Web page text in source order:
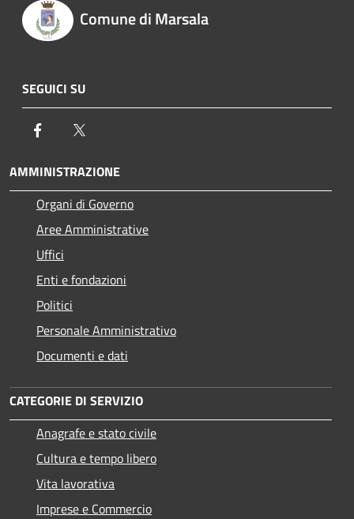
Comune di Marsala
SEGUICI SU
Facebook
AMMINISTRAZIONE
Organi di Governo
Aree Amministrative
Uffici
Enti e fondazioni
Politici
Personale Amministrativo
Documenti e dati
CATEGORIE DI SERVIZIO
Anagrafe e stato civile
Cultura e tempo libero
Vita lavorativa
Imprese e Commercio